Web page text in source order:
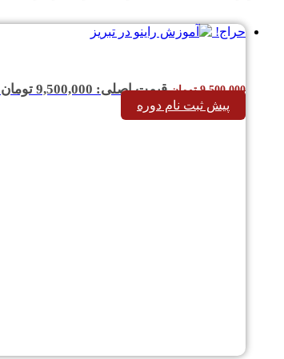
حراج!
9,500,000 تومان قیمت اصلی: 9,500,000 تومان بود.
پیش ثبت نام دوره